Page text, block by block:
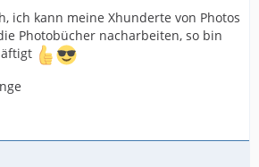
ich kann meine Xhunderte von Photos
Photobücher nacharbeiten, so bin